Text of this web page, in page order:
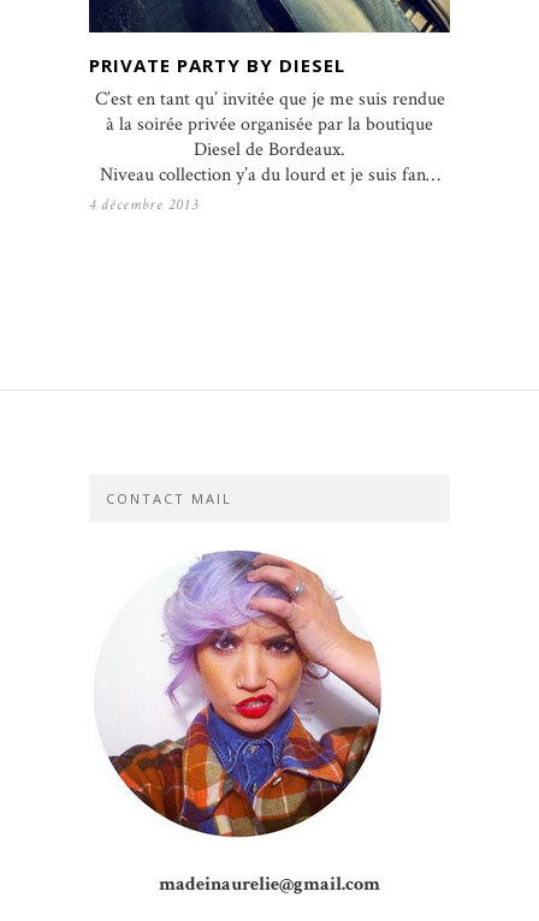
PRIVATE PARTY BY DIESEL
C’est en tant qu’ invitée que je me suis rendue
à la soirée privée organisée par la boutique
Diesel de Bordeaux.
Niveau collection y’a du lourd et je suis fan…
4 décembre 2013
CONTACT MAIL
madeinaurelie@gmail.com